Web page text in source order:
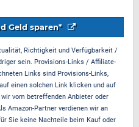
Geld sparen*
Richtigkeit und Verfügbarkeit /
sein. Provisions-Links / Affiliate-
Links sind Provisions-Links,
einen solchen Link klicken und auf
vom betreffenden Anbieter oder
Amazon-Partner verdienen wir an
Sie keine Nachteile beim Kauf oder